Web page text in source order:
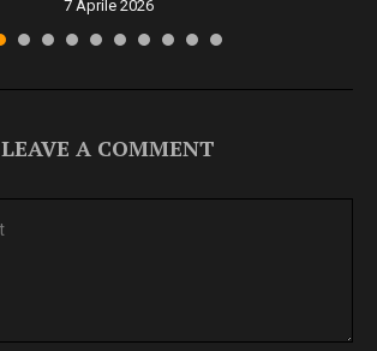
7 Aprile 2026
LEAVE A COMMENT